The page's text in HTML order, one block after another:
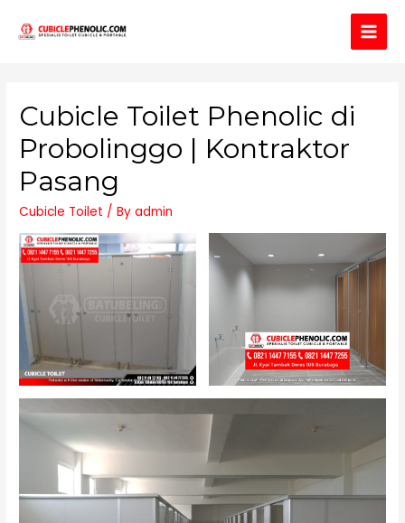
Main
Cubicle Toilet Phenolic di
Probolinggo | Kontraktor
Pasang
Cubicle Toilet / Byadmin